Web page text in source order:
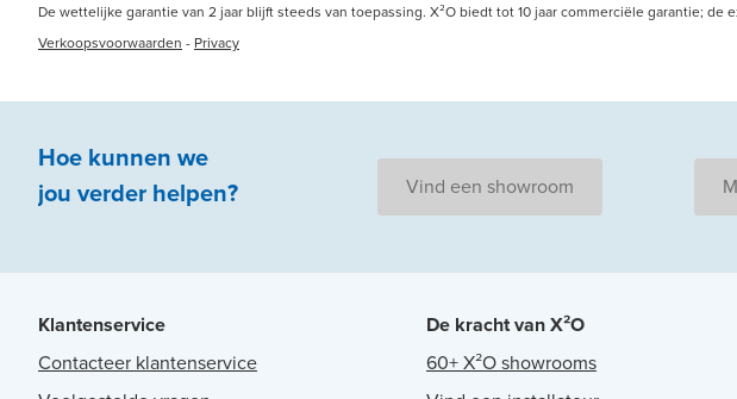
De wettelijke garantie van 2 jaar blijft steeds van toepassing. X²O biedt tot 10 jaar commerciële garantie;
Verkoopsvoorwaarden - Privacy
Hoe kunnen we
jou verder helpen? Vind een showroom
Klantenservice
Contacteer klantenservice
De kracht van X²O
60+ X²O showrooms